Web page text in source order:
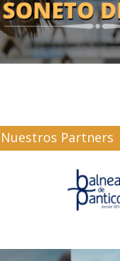
Nuestros Partners